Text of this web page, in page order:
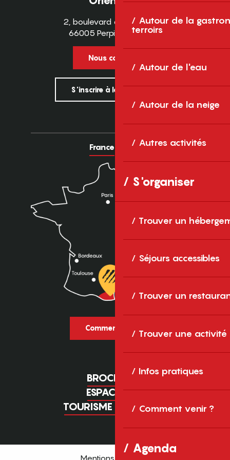
Autour de la
terroirs
Autour de l'eau
Autour de la neige
Autres activités
S'organiser
Trouver un
Séjours accessibles
Trouver un
Trouver une activité
Infos pratiques
Comment venir ?
Agenda
2, boulevard des Pyrénées
66005 Perpignan Cedex
Nous contacter
S'inscrire à la newsletter
France Europe
Comment venir ?
BROCHURES
ESPACE PRO
TOURISME D'AFFAIRES
Mentions légales